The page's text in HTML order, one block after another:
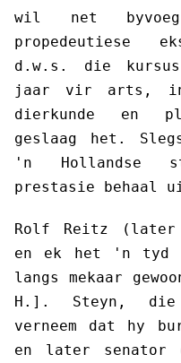
wil net
propedeutiese
d.w.s. die
jaar vir arts, in
dierkunde en
geslaag het.
'n Hollandse
prestasie behaal
Rolf Reitz (later
en ek het 'n tyd
langs mekaar
H.]. Steyn,
verneem dat hy
en later senator